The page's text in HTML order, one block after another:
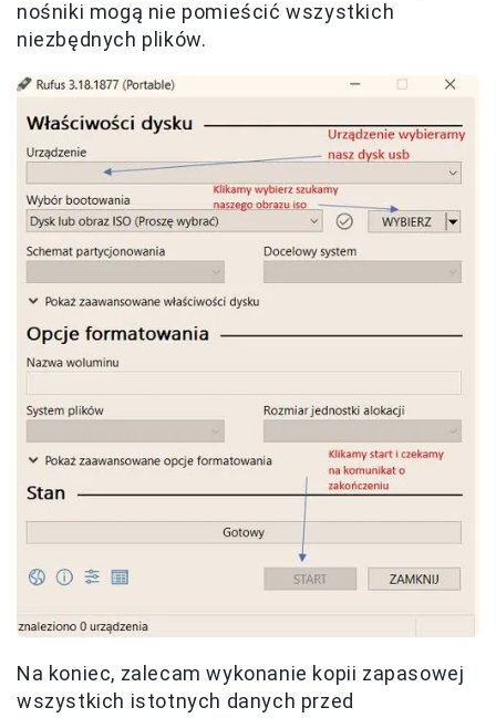
nośniki mogą nie pomieścić wszystkich
niezbędnych plików.
Na koniec, zalecam wykonanie kopii zapasowej
wszystkich istotnych danych przed